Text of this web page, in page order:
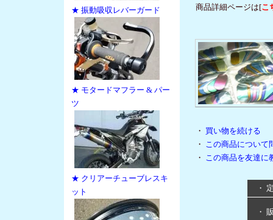
★ 振動吸収レバーガード
★ モタードマフラー & パー
ツ
★ クリアーチューブレスキ
ット
商品詳細ページは[こ
・ 買い物を続ける
・ この商品について
・ この商品を友達に
・
・